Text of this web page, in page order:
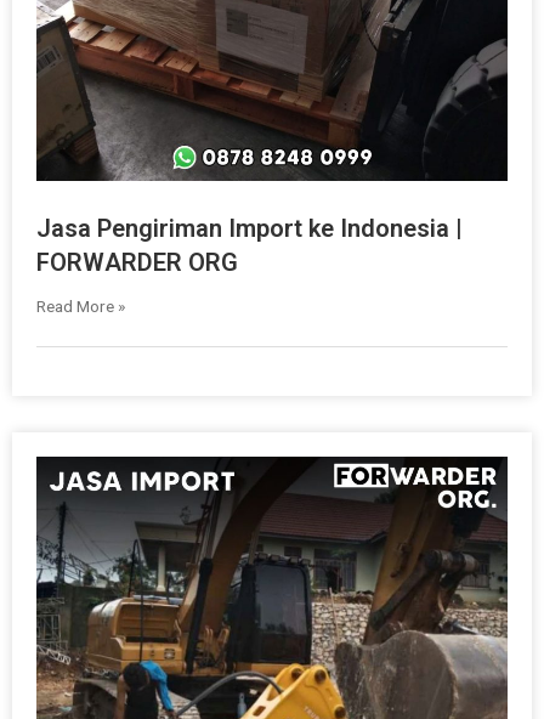
Jasa Pengiriman Import ke Indonesia |
FORWARDER ORG
Read More »